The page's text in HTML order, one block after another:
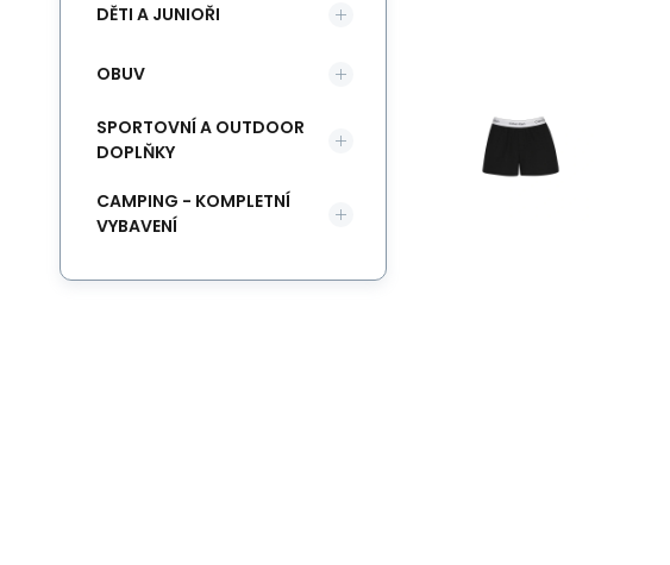
DĚTI A JUNIOŘI
OBUV
SPORTOVNÍ A OUTDOOR
DOPLŇKY
CAMPING - KOMPLETNÍ
VYBAVENÍ